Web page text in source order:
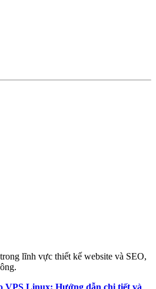
lĩnh vực thiết kế website và SEO,
VPS Linux: Hướng dẫn chi tiết và